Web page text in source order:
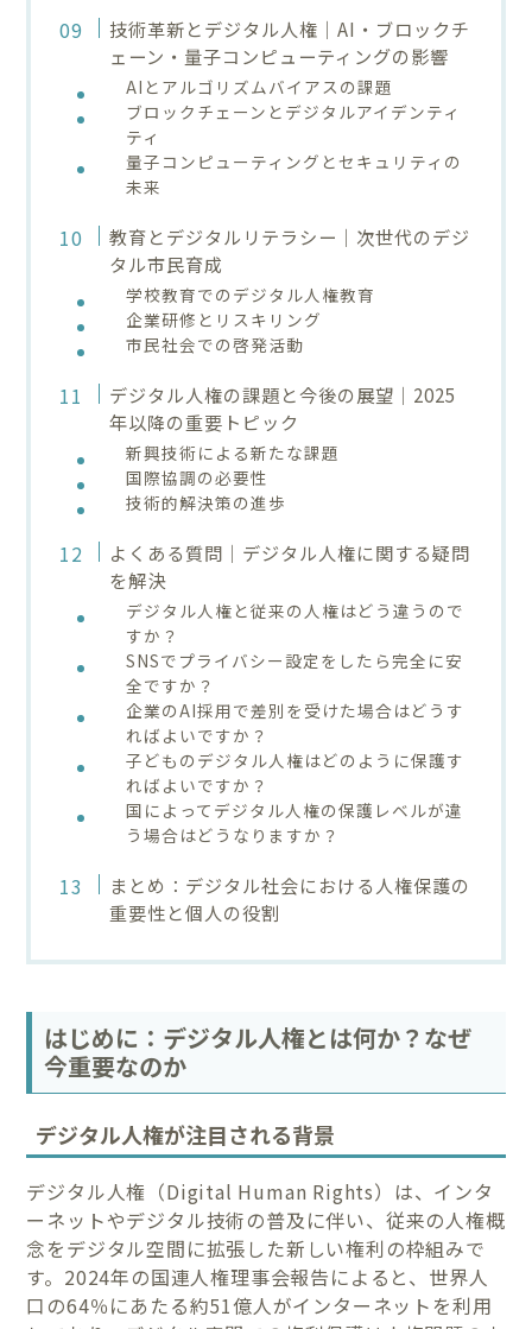
技術革新とデジタル人権｜AI・ブロックチ
ェーン・量子コンピューティングの影響
AIとアルゴリズムバイアスの課題
ブロックチェーンとデジタルアイデンティ
ティ
量子コンピューティングとセキュリティの
未来
教育とデジタルリテラシー｜次世代のデジ
タル市民育成
学校教育でのデジタル人権教育
企業研修とリスキリング
市民社会での啓発活動
デジタル人権の課題と今後の展望｜2025
年以降の重要トピック
新興技術による新たな課題
国際協調の必要性
技術的解決策の進歩
よくある質問｜デジタル人権に関する疑問
を解決
デジタル人権と従来の人権はどう違うので
すか？
SNSでプライバシー設定をしたら完全に安
全ですか？
企業のAI採用で差別を受けた場合はどうす
ればよいですか？
子どものデジタル人権はどのように保護す
ればよいですか？
国によってデジタル人権の保護レベルが違
う場合はどうなりますか？
まとめ：デジタル社会における人権保護の
重要性と個人の役割
はじめに：デジタル人権とは何か？なぜ
今重要なのか
デジタル人権が注目される背景
デジタル人権（Digital Human Rights）は、インタ
ーネットやデジタル技術の普及に伴い、従来の人権概
念をデジタル空間に拡張した新しい権利の枠組みで
す。2024年の国連人権理事会報告によると、世界人
口の64％にあたる約51億人がインターネットを利用